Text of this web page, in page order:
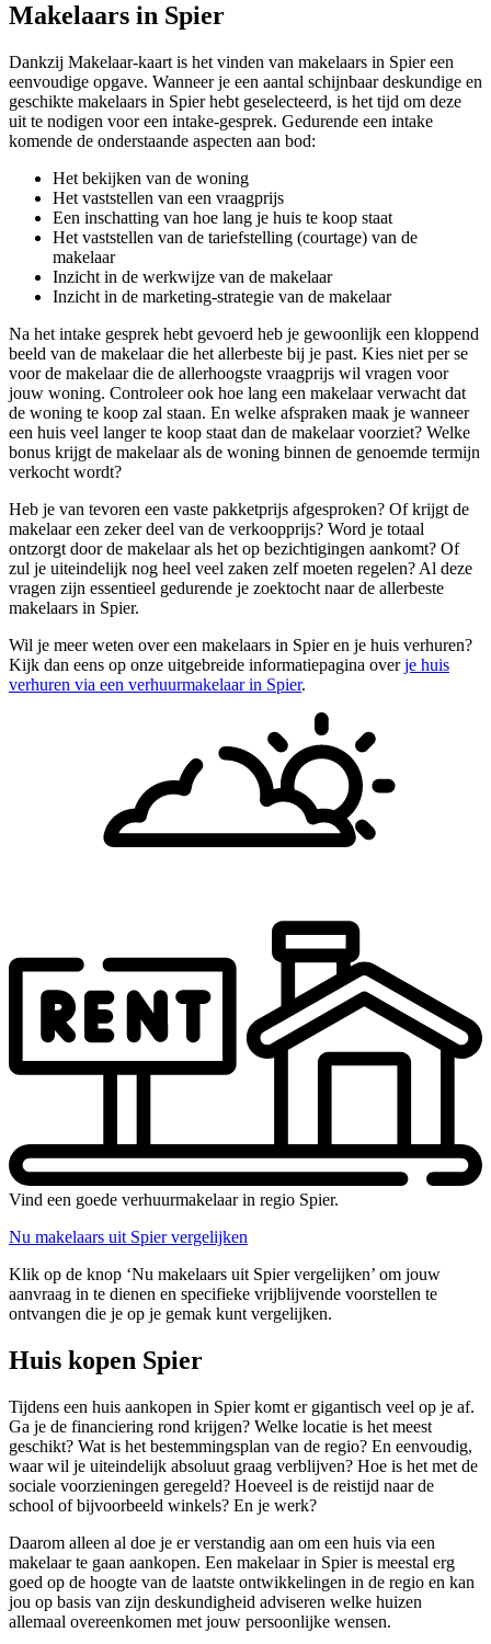
Makelaars in Spier
Dankzij Makelaar-kaart is het vinden van makelaars in Spier een
eenvoudige opgave. Wanneer je een aantal schijnbaar deskundige en
geschikte makelaars in Spier hebt geselecteerd, is het tijd om deze
uit te nodigen voor een intake-gesprek. Gedurende een intake
komende de onderstaande aspecten aan bod:
Het bekijken van de woning
Het vaststellen van een vraagprijs
Een inschatting van hoe lang je huis te koop staat
Het vaststellen van de tariefstelling (courtage) van de
makelaar
Inzicht in de werkwijze van de makelaar
Inzicht in de marketing-strategie van de makelaar
Na het intake gesprek hebt gevoerd heb je gewoonlijk een kloppend
beeld van de makelaar die het allerbeste bij je past. Kies niet per se
voor de makelaar die de allerhoogste vraagprijs wil vragen voor
jouw woning. Controleer ook hoe lang een makelaar verwacht dat
de woning te koop zal staan. En welke afspraken maak je wanneer
een huis veel langer te koop staat dan de makelaar voorziet? Welke
bonus krijgt de makelaar als de woning binnen de genoemde termijn
verkocht wordt?
Heb je van tevoren een vaste pakketprijs afgesproken? Of krijgt de
makelaar een zeker deel van de verkoopprijs? Word je totaal
ontzorgt door de makelaar als het op bezichtigingen aankomt? Of
zul je uiteindelijk nog heel veel zaken zelf moeten regelen? Al deze
vragen zijn essentieel gedurende je zoektocht naar de allerbeste
makelaars in Spier.
Wil je meer weten over een makelaars in Spier en je huis verhuren?
Kijk dan eens op onze uitgebreide informatiepagina overje huis
verhuren via een verhuurmakelaar in Spier.
Vind een goede verhuurmakelaar in regio Spier.
Nu makelaars uit Spier vergelijken
Klik op de knop ‘Nu makelaars uit Spier vergelijken’ om jouw
aanvraag in te dienen en specifieke vrijblijvende voorstellen te
ontvangen die je op je gemak kunt vergelijken.
Huis kopen Spier
Tijdens een huis aankopen in Spier komt er gigantisch veel op je af.
Ga je de financiering rond krijgen? Welke locatie is het meest
geschikt? Wat is het bestemmingsplan van de regio? En eenvoudig,
waar wil je uiteindelijk absoluut graag verblijven? Hoe is het met de
sociale voorzieningen geregeld? Hoeveel is de reistijd naar de
school of bijvoorbeeld winkels? En je werk?
Daarom alleen al doe je er verstandig aan om een huis via een
makelaar te gaan aankopen. Een makelaar in Spier is meestal erg
goed op de hoogte van de laatste ontwikkelingen in de regio en kan
jou op basis van zijn deskundigheid adviseren welke huizen
allemaal overeenkomen met jouw persoonlijke wensen.